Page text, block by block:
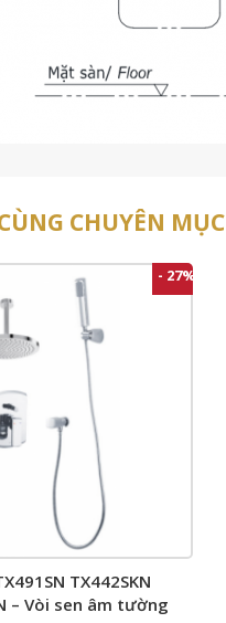
CHUYÊN MỤC
- 27%
TX442SKN
– Vòi sen âm tường